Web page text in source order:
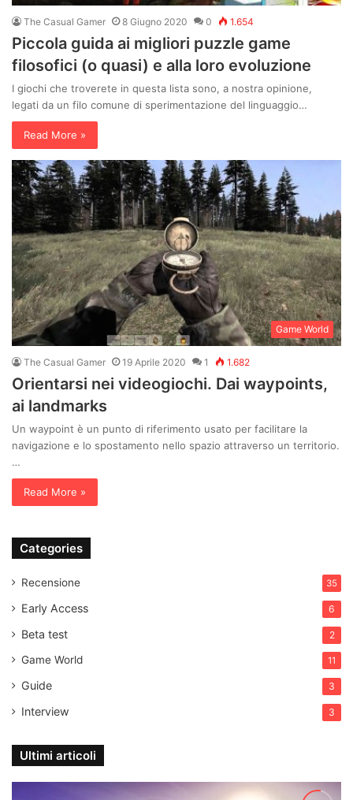
The Casual Gamer 8 Giugno 2020 0 1.654
Piccola guida ai migliori puzzle game
filosofici (o quasi) e alla loro evoluzione
I giochi che troverete in questa lista sono, a nostra opinione,
legati da un filo comune di sperimentazione del linguaggio…
Read More »
Game World
The Casual Gamer 19 Aprile 2020 1 1.682
Orientarsi nei videogiochi. Dai waypoints,
ai landmarks
Un waypoint è un punto di riferimento usato per facilitare la
navigazione e lo spostamento nello spazio attraverso un territorio.
…
Read More »
Categories
Recensione 35
Early Access 6
Beta test 2
Game World 11
Guide 3
Interview 3
Ultimi articoli